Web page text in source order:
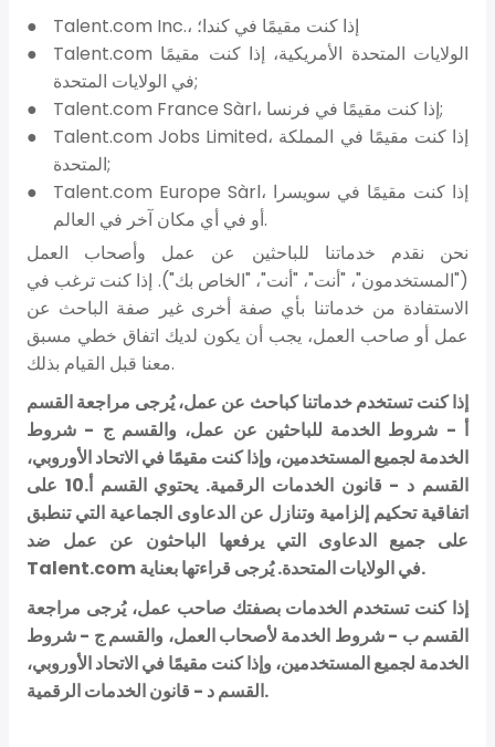
Talent.com Inc.، إذا كنت مقيمًا في كندا؛
Talent.com الولايات المتحدة الأمريكية، إذا كنت مقيمًا
في الولايات المتحدة;
Talent.com France Sàrl، إذا كنت مقيمًا في فرنسا;
Talent.com Jobs Limited، إذا كنت مقيمًا في المملكة
المتحدة;
Talent.com Europe Sàrl، إذا كنت مقيمًا في سويسرا
أو في أي مكان آخر في العالم.
نحن نقدم خدماتنا للباحثين عن عمل وأصحاب العمل
("المستخدمون"، "أنت"، "أنت"، "الخاص بك"). إذا كنت ترغب في
الاستفادة من خدماتنا بأي صفة أخرى غير صفة الباحث عن
عمل أو صاحب العمل، يجب أن يكون لديك اتفاق خطي مسبق
معنا قبل القيام بذلك.
إذا كنت تستخدم خدماتنا كباحث عن عمل، يُرجى مراجعة القسم
أ - شروط الخدمة للباحثين عن عمل، والقسم ج - شروط
الخدمة لجميع المستخدمين، وإذا كنت مقيمًا في الاتحاد الأوروبي،
القسم د - قانون الخدمات الرقمية. يحتوي القسم أ.10 على
اتفاقية تحكيم إلزامية وتنازل عن الدعاوى الجماعية التي تنطبق
على جميع الدعاوى التي يرفعها الباحثون عن عمل ضد
Talent.com في الولايات المتحدة. يُرجى قراءتها بعناية.
إذا كنت تستخدم الخدمات بصفتك صاحب عمل، يُرجى مراجعة
القسم ب - شروط الخدمة لأصحاب العمل، والقسم ج - شروط
الخدمة لجميع المستخدمين، وإذا كنت مقيمًا في الاتحاد الأوروبي،
القسم د - قانون الخدمات الرقمية.